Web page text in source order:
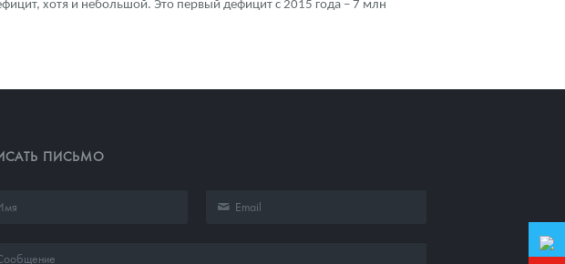
хотя и небольшой. Это первый дефицит с 2015 года – 7 млн
ПИСЬМО